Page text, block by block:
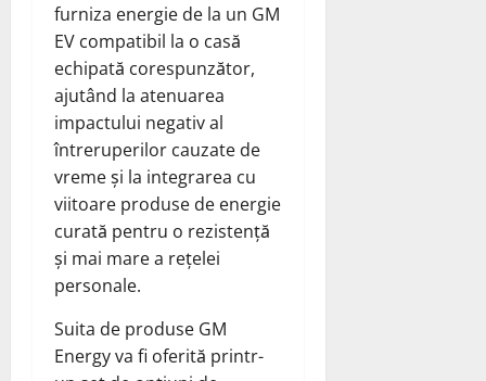
furniza energie de la un GM
EV compatibil la o casă
echipată corespunzător,
ajutând la atenuarea
impactului negativ al
întreruperilor cauzate de
vreme și la integrarea cu
viitoare produse de energie
curată pentru o rezistență
și mai mare a rețelei
personale.
Suita de produse GM
Energy va fi oferită printr-